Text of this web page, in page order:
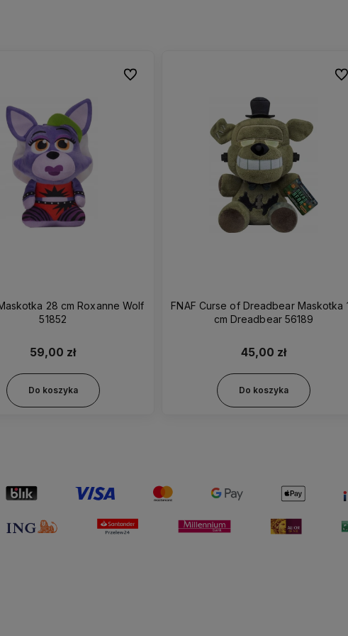
51852
59,00 zł
Do koszyka
Do ulubionych
FNAF Curse of Dreadbear Maskotka
cm Dreadbear 56189
45,00 zł
Do koszyka
Do